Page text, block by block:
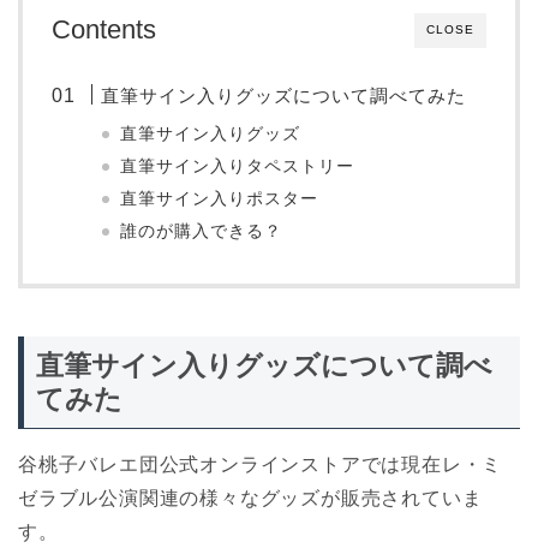
CLOSE
Contents
直筆サイン入りグッズについて調べてみた
直筆サイン入りグッズ
直筆サイン入りタペストリー
直筆サイン入りポスター
誰のが購入できる？
直筆サイン入りグッズについて調べ
てみた
谷桃子バレエ団公式オンラインストアでは現在レ・ミ
ゼラブル公演関連の様々なグッズが販売されていま
す。